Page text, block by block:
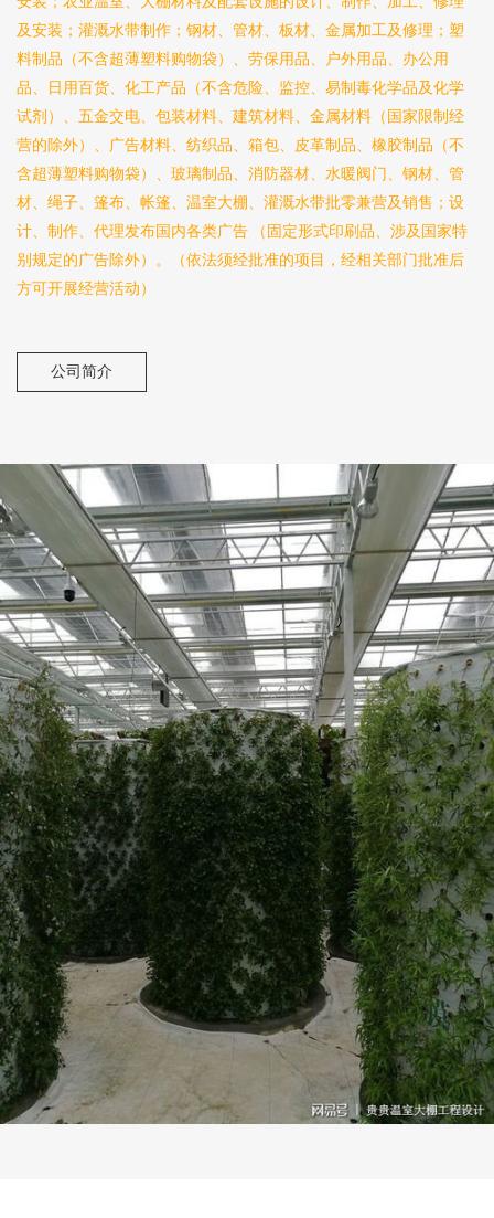
及安装；灌溉水带制作；钢材、管材、板材、金属加工及修理；塑
料制品（不含超薄塑料购物袋）、劳保用品、户外用品、办公用
品、日用百货、化工产品（不含危险、监控、易制毒化学品及化学
试剂）、五金交电、包装材料、建筑材料、金属材料（国家限制经
营的除外）、广告材料、纺织品、箱包、皮革制品、橡胶制品（不
含超薄塑料购物袋）、玻璃制品、消防器材、水暖阀门、钢材、管
材、绳子、篷布、帐篷、温室大棚、灌溉水带批零兼营及销售；设
计、制作、代理发布国内各类广告 （固定形式印刷品、涉及国家特
别规定的广告除外）。（依法须经批准的项目，经相关部门批准后
方可开展经营活动）
公司简介